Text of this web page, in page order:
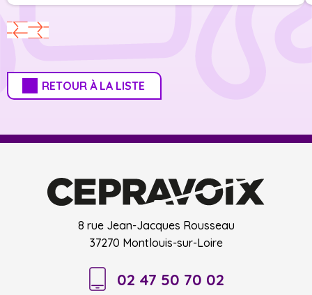
RETOUR À LA LISTE
8 rue Jean-Jacques Rousseau
37270 Montlouis-sur-Loire
02 47 50 70 02